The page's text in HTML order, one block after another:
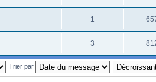
1
3
Trier par